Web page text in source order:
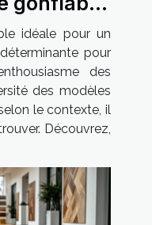
idéale pour un
pour
des
des modèles
le contexte, il
Découvrez,